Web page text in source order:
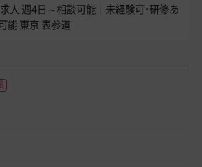
人 週4日～相談可能│未経験可・研修あ
能 東京 表参道